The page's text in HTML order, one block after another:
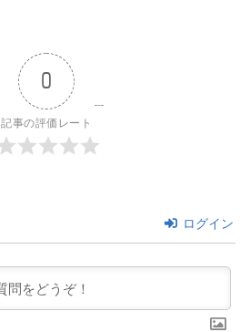
0
記事の評価レート
ログイン